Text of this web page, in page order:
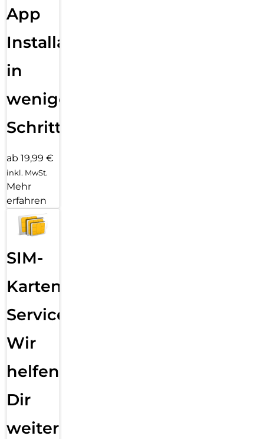
App
Installation
in
wenigen
Schritten
ab 19,99 €
inkl. MwSt.
Mehr
erfahren
SIM-
Karten
Service:
Wir
helfen
Dir
weiter